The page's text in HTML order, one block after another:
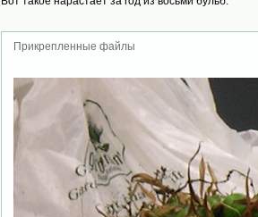
Прикрепленные файлы